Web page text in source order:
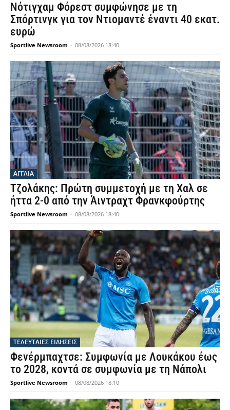
Νότιγχαμ Φόρεστ συμφώνησε με τη
Σπόρτινγκ για τον Ντιομαντέ έναντι 40 εκατ.
ευρώ
Sportlive Newsroom - 08/08/2026 18:40
ΑΓΓΛΙΑ
Τζολάκης: Πρώτη συμμετοχή με τη Χαλ σε
ήττα 2-0 από την Άιντραχτ Φρανκφούρτης
Sportlive Newsroom - 08/08/2026 18:40
ΤΕΛΕΥΤΑΙΕΣ ΕΙΔΗΣΕΙΣ
Φενέρμπαχτσε: Συμφωνία με Λουκάκου έως
το 2028, κοντά σε συμφωνία με τη Νάπολι
Sportlive Newsroom - 08/08/2026 18:10